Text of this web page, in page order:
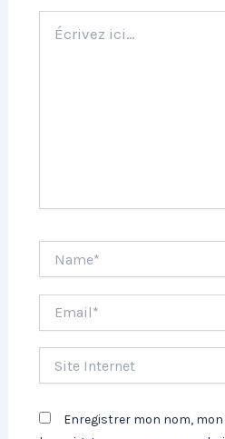
ici…
Internet
Enregistrer mon nom,